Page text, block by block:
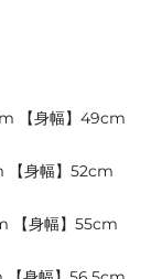
【身幅】49cm
【身幅】52cm
【身幅】55cm